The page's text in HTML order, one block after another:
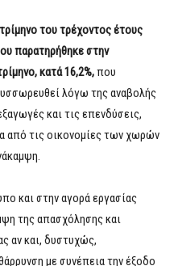
του τρέχοντος έτους
παρατηρήθηκε στην
κατά 16,2%,που
λόγω της αναβολής
και τις επενδύσεις,
από τις οικονομίες των χωρών
και στην αγορά εργασίας
της απασχόλησης και
αν και, δυστυχώς,
με συνέπεια την έξοδο